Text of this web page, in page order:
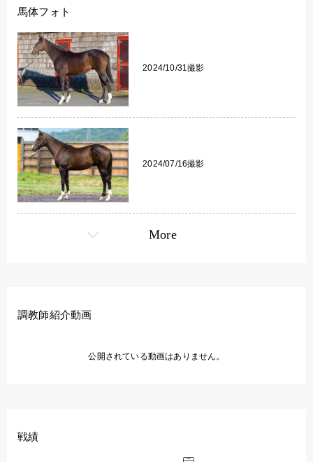
馬体フォト
2024/10/31撮影
2024/07/16撮影
More
調教師紹介動画
公開されている動画はありません。
戦績